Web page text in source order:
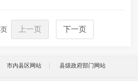
页 上一页 下一页
市内县区网站 县级政府部门网站